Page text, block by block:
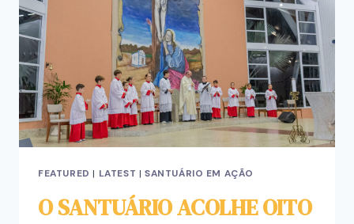
FEATURED | LATEST | SANTUÁRIO EM AÇÃO
O SANTUÁRIO ACOLHE OITO